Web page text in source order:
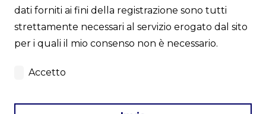
dati forniti ai fini della registrazione sono tutti
strettamente necessari al servizio erogato dal sito
per i quali il mio consenso non è necessario.
Accetto